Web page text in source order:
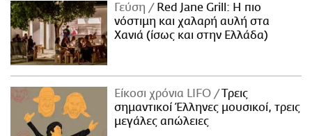
Γεύση
Red Jane Grill: Η πιο
νόστιμη και χαλαρή αυλή στα
Χανιά (ίσως και στην Ελλάδα)
Είκοσι χρόνια LIFO
Tρεις
σημαντικοί Έλληνες μουσικοί, τρεις
μεγάλες απώλειες